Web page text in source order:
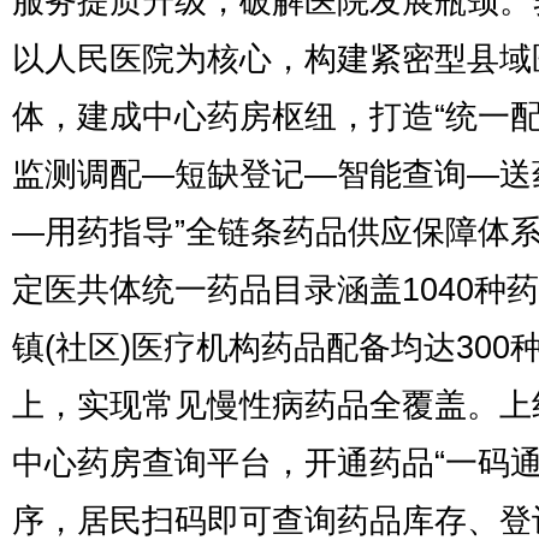
以人民医院为核心，构建紧密型县
体，建成中心药房枢纽，打造“统一
监测调配—短缺登记—智能查询—送
—用药指导”全链条药品供应保障体
定医共体统一药品目录涵盖1040种
镇(社区)医疗机构药品配备均达300
上，实现常见慢性病药品全覆盖。
中心药房查询平台，开通药品“一码
序，居民扫码即可查询药品库存、